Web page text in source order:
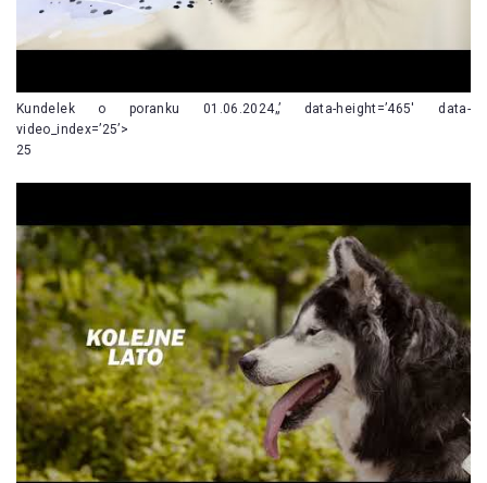
Kundelek o poranku 01.06.2024„’ data-height=’465′ data-
video_index=’25’>
25